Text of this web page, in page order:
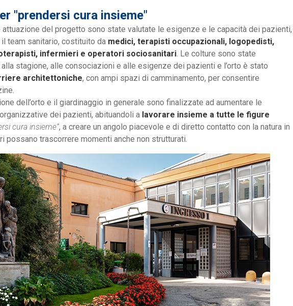
"prendersi cura insieme"
del progetto sono state valutate le esigenze e le capacità dei pazienti,
team sanitario, costituito da medici, terapisti occupazionali, logopedisti,
infermieri e operatori sociosanitari . Le colture sono state
stagione, alle consociazioni e alle esigenze dei pazienti e l’orto è stato
architettoniche, con ampi spazi di camminamento, per consentire
dell’orto e il giardinaggio in generale sono finalizzate ad aumentare le
dei pazienti, abituandoli a lavorare insieme a tutte le figure
cura insieme”, a creare un angolo piacevole e di diretto contatto con la natura in
possano trascorrere momenti anche non strutturati.